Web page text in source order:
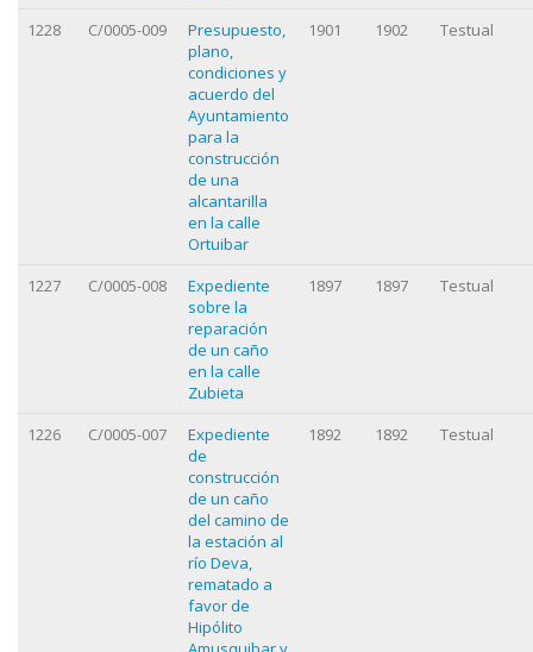
1228 C/0005-009
Presupuesto,
plano,
condiciones y
acuerdo del
Ayuntamiento
para la
construcción
de una
alcantarilla
en la calle
Ortuibar
1901 1902 Testual
1227 C/0005-008
Expediente
sobre la
reparación
de un caño
en la calle
Zubieta
1897 1897 Testual
1226 C/0005-007
Expediente
de
construcción
de un caño
del camino de
la estación al
río Deva,
rematado a
favor de
Hipólito
1892 1892 Testual